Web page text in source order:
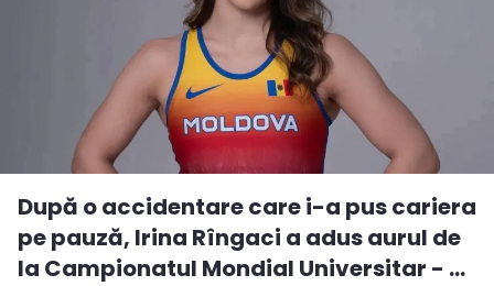
După o accidentare care i-a pus cariera
pe pauză, Irina Rîngaci a adus aurul de
la Campionatul Mondial Universitar - ...